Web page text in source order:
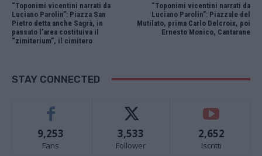
“Toponimi vicentini narrati da
Luciano Parolin”: Piazza San
Pietro detta anche Sagrà, in
passato l’area costituiva il
“zimiterium”, il cimitero
“Toponimi vicentini narrati da
Luciano Parolin”: Piazzale del
Mutilato, prima Carlo Delcroix, poi
Ernesto Monico, Cantarane
STAY CONNECTED
9,253
Fans
3,533
Follower
2,652
Iscritti